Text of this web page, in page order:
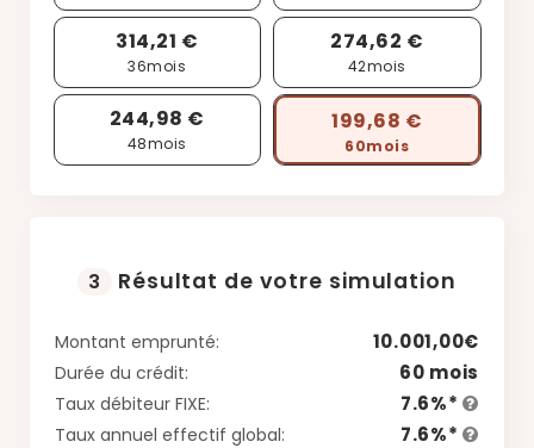
314,21 €
36mois
274,62 €
42mois
244,98 €
48mois
199,68 €
60mois
3 Résultat de votre simulation
Montant emprunté: 10.001,00€
Durée du crédit: 60 mois
Taux débiteur FIXE: 7.6%*
Taux annuel effectif global: 7.6%*